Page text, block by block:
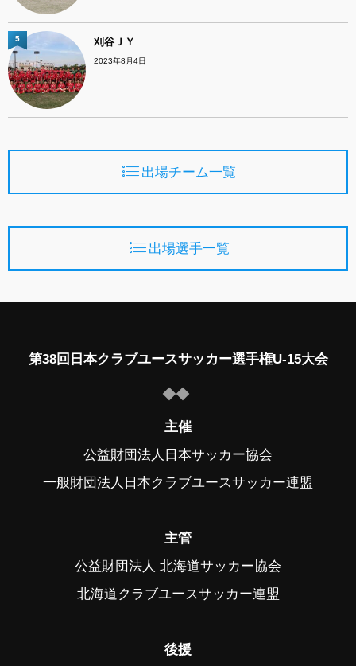
刈谷ＪＹ
2023年8月4日
5
出場チーム一覧
出場選手一覧
第38回日本クラブユースサッカー選手権U-15大会
主催
公益財団法人日本サッカー協会
一般財団法人日本クラブユースサッカー連盟
主管
公益財団法人 北海道サッカー協会
北海道クラブユースサッカー連盟
後援